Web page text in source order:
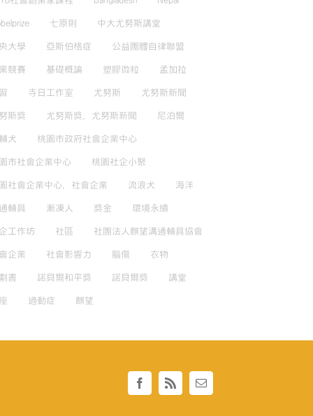
七原則 中大尤努斯講堂
大學 亞斯伯格症 公益團體自律聯盟
競賽 基礎概論 塑膠微粒 孟加拉
寺日工作室 尤努斯 尤努斯新聞
斯獎 尤努斯獎，尤努斯新聞 尼泊爾
犬 桃園市政府社會企業中心
市社會企業中心 桃園社企小聚
社會企業中心，社會企業 流浪犬 海洋
輔具 漸凍人 獎金 環境永續
工作坊 社區 社團法人麒望溝通輔具協會
企業 社會影響力 腦傷 衣物
書 諾貝爾和平獎 諾貝爾獎 講堂
過動症 麒望
Facebook
Rss Email: